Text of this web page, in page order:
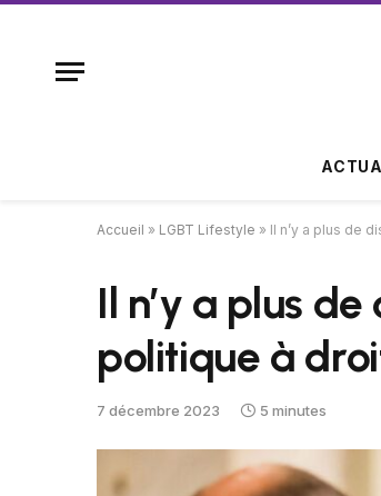
Accueil » LGBT Lifestyle » Il n’y a plus de
Il n’y a plus
politique à
7 décembre 2023 5 minutes